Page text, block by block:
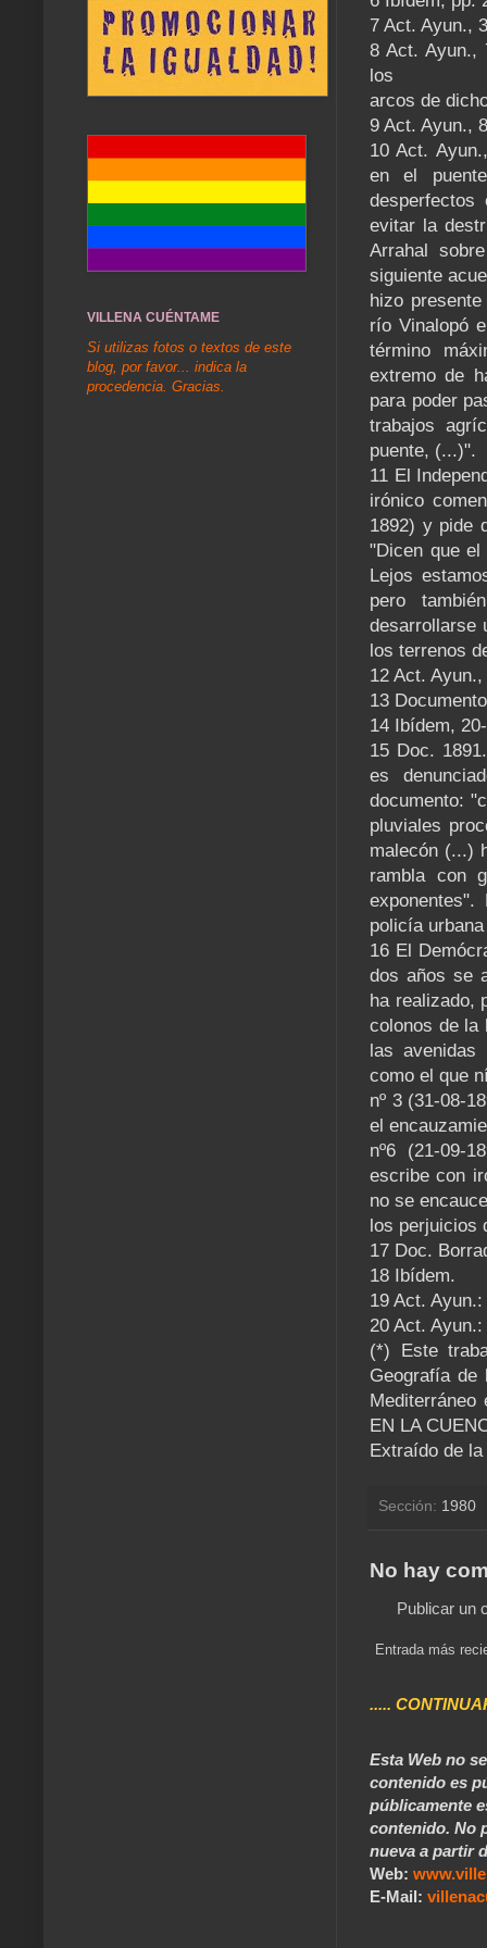
7 Act. Ayun.,
8 Act. Ayun.,
los
arcos de
9 Act. Ayun.,
10 Act.
en el
evitar la
Arrahal
siguiente
hizo
río Vinalopó
término
extremo de
para poder
trabajos
puente, (...)".
11 El
irónico
1892) y pide
"Dicen que
Lejos
pero
desarrollarse
los terrenos
12 Act.
13
14 Ibídem,
15 Doc.
es
documento:
pluviales
malecón (...)
rambla con
policía
16 El
dos años se
ha realizado,
colonos de la
las avenidas
como el que
nº 3 (31-08-
el
nº6 (21-09-
escribe con
no se
los perjuicios
17 Doc.
18 Ibídem.
19 Act.
20 Act.
(*) Este
Geografía de
Mediterráneo
EN LA
Extraído de
Sección: 1980
No hay
Publicar un
Entrada más
.....
Esta Web no
contenido es
públicamente
contenido. No
nueva a partir
Web:
E-Mail:
VILLENA CUÉNTAME
Si utilizas fotos o textos de este
blog, por favor... indica la
procedencia. Gracias.